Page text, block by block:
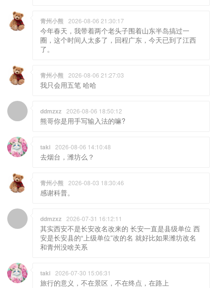
青州小熊 2026-08-06 21:30:17
今年春天，我带着两个老头子围着山东半岛搞过一
圈，这个时间人太多了，回程广东，今天已到了江西
了。
青州小熊 2026-08-06 21:27:03
我只会用五笔 哈哈
ddmzxz 2026-08-06 18:50:12
熊哥你是用手写输入法的嘛?
taki 2026-08-06 14:10:48
去烟台，潍坊么？
青州小熊 2026-08-03 18:30:46
感谢科普。
ddmzxz 2026-07-31 16:12:11
其实西安不是长安改名改来的 长安一直是县级单位 西
安是长安县的“上级单位”改的名 就好比如果潍坊改名
和青州没啥关系
taki 2026-07-30 15:06:31
旅行的意义，不在景区，不在终点，在路上